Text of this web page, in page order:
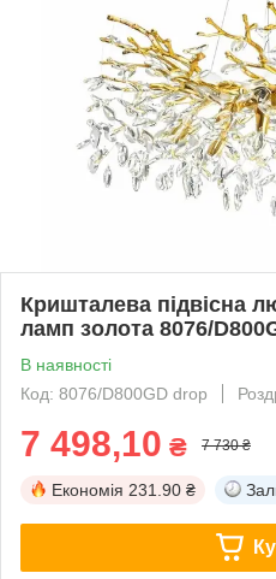
Кришталева підвісна
ламп золота 8076/
В наявності
Код: 8076/D800GD drop
7 498,10 ₴ 7 730 ₴
Економія 231.90 ₴